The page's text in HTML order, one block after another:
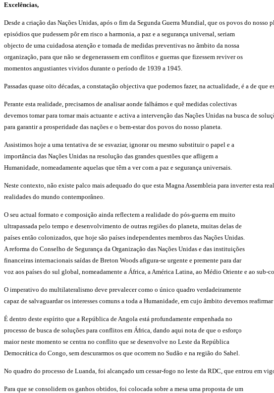
Excelências,
Desde a criação das Nações Unidas, após o fim da Segunda Guerra Mundial, que os povos do
episódios que pudessem pôr em risco a harmonia, a paz e a segurança universal, seriam
objecto de uma cuidadosa atenção e tomada de medidas preventivas no âmbito da nossa
organização, para que não se degenerassem em conflitos e guerras que fizessem reviver os
momentos angustiantes vividos durante o período de 1939 a 1945.
Passadas quase oito décadas, a constatação objectiva que podemos fazer, na actualidade, é a de
Perante esta realidade, precisamos de analisar aonde falhámos e quê medidas colectivas
devemos tomar para tornar mais actuante e activa a intervenção das Nações Unidas na busca de
para garantir a prosperidade das nações e o bem-estar dos povos do nosso planeta.
Assistimos hoje a uma tentativa de se esvaziar, ignorar ou mesmo substituir o papel e a
importância das Nações Unidas na resolução das grandes questões que afligem a
Humanidade, nomeadamente aquelas que têm a ver com a paz e segurança universais.
Neste contexto, não existe palco mais adequado do que esta Magna Assembleia para inverter esta
realidades do mundo contemporâneo.
O seu actual formato e composição ainda reflectem a realidade do pós-guerra em muito
ultrapassada pelo tempo e desenvolvimento de outras regiões do planeta, muitas delas de
países então colonizados, que hoje são países independentes membros das Nações Unidas.
A reforma do Conselho de Segurança da Organização das Nações Unidas e das instituições
financeiras internacionais saídas de Breton Woods afigura-se urgente e premente para dar
voz aos países do sul global, nomeadamente a África, a América Latina, ao Médio Oriente e ao sub-
O imperativo do multilateralismo deve prevalecer como o único quadro verdadeiramente
capaz de salvaguardar os interesses comuns a toda a Humanidade, em cujo âmbito devemos
É dentro deste espírito que a República de Angola está profundamente empenhada no
processo de busca de soluções para conflitos em África, dando aqui nota de que o esforço
maior neste momento se centra no conflito que se desenvolve no Leste da República
Democrática do Congo, sem descurarmos os que ocorrem no Sudão e na região do Sahel.
No quadro do processo de Luanda, foi alcançado um cessar-fogo no leste da RDC, que entrou em
Para que se consolidem os ganhos obtidos, foi colocada sobre a mesa uma proposta de um